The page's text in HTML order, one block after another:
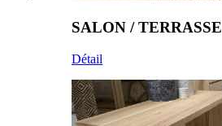
SALON / TERRASSE
Détail